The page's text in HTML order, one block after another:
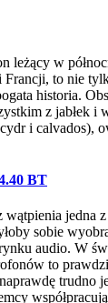
leżący w
Francji, to nie
historia.
z jabłek i
i calvados),
BT
wątpienia jedna
sobie
audio. W
to
trudno